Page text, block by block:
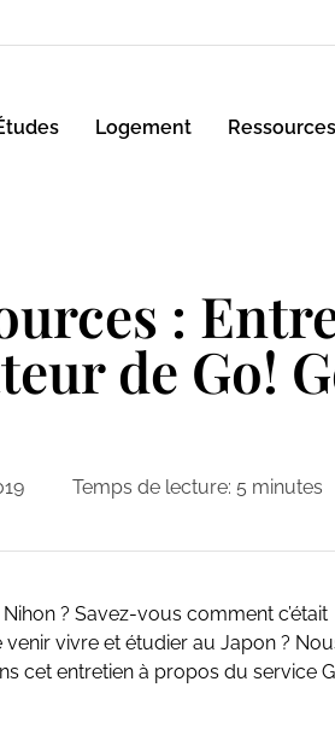
Logement
:
de Go!
Temps de lecture: 5 minutes
? Savez-vous comment c’était
vivre et étudier au Japon ?
cet entretien à propos du service